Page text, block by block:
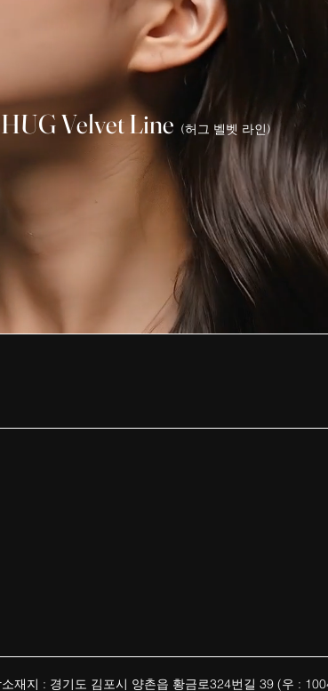
HUG Velvet Line (허그 벨벳 라인)
지 : 경기도 김포시 양촌읍 황금로324번길 39 (우 :